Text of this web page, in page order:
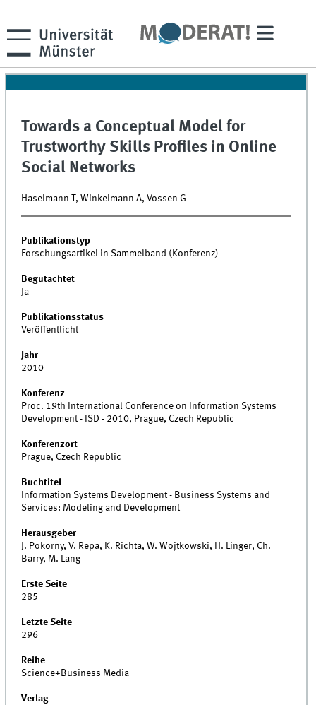
Towards a Conceptual Model for
Trustworthy Skills Profiles in Online
Social Networks
Haselmann T, Winkelmann A, Vossen G
Publikationstyp
Forschungsartikel in Sammelband (Konferenz)
Begutachtet
Ja
Publikationsstatus
Veröffentlicht
Jahr
2010
Konferenz
Proc. 19th International Conference on Information Systems
Development - ISD - 2010, Prague, Czech Republic
Konferenzort
Prague, Czech Republic
Buchtitel
Information Systems Development - Business Systems and
Services: Modeling and Development
Herausgeber
J. Pokorny, V. Repa, K. Richta, W. Wojtkowski, H. Linger, Ch.
Barry, M. Lang
Erste Seite
285
Letzte Seite
296
Reihe
Science+Business Media
Verlag